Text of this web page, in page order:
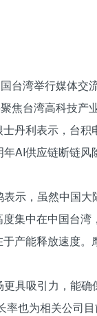
台湾举行媒体交
焦台湾高科技产
丹利表示，台
AI供应链断链
示，虽然中国
集中在中国台
产能释放速度
具吸引力，能
也为相关公司目